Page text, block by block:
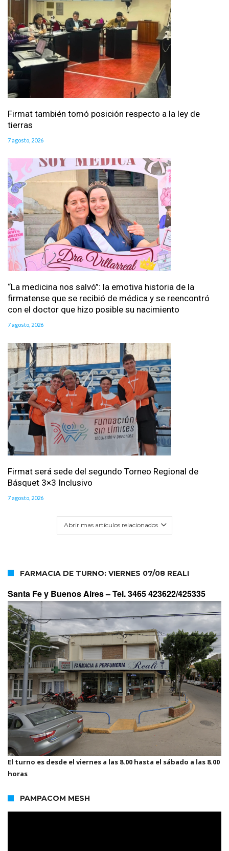
Firmat también tomó posición respecto a la ley de
tierras
7 agosto, 2026
“La medicina nos salvó”: la emotiva historia de la
firmatense que se recibió de médica y se reencontró
con el doctor que hizo posible su nacimiento
7 agosto, 2026
Firmat será sede del segundo Torneo Regional de
Básquet 3×3 Inclusivo
7 agosto, 2026
Abrir mas artículos relacionados
FARMACIA DE TURNO: VIERNES 07/08 REALI
Santa Fe y Buenos Aires –Tel. 3465 423622/425335
El turno es desde el viernes a las 8.00 hasta el sábado a las 8.00
horas
PAMPACOM MESH